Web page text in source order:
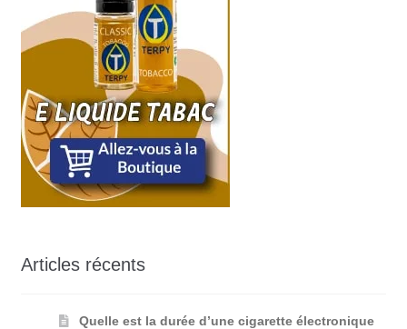
Articles récents
Quelle est la durée d’une cigarette électronique